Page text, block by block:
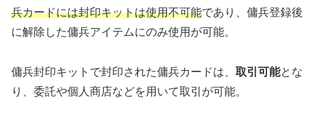
兵カードには封印キットは使用不可能であり、傭兵登録後
に解除した傭兵アイテムにのみ使用が可能。
傭兵封印キットで封印された傭兵カードは、 取引可能とな
り、委託や個人商店などを用いて取引が可能。